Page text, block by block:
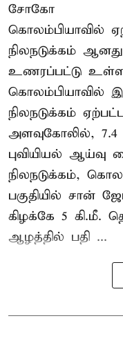
சோகோ
கொலம்பியாவில்
நிலநடுக்கம் ஆனது
உணரப்பட்டு
கொலம்பியாவில்
நிலநடுக்கம்
அளவுகோலில்,
புவியியல் ஆய்வு
நிலநடுக்கம்,
பகுதியில் சான்
கிழக்கே 5 கி.மீ.
ஆழத்தில் பதி ...